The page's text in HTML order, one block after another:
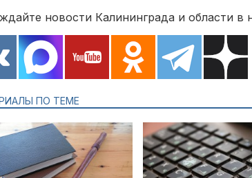
новости Калининграда и области в
ПО ТЕМЕ